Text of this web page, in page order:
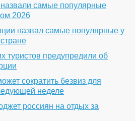
назвали самые популярные
2026
назвал самые популярные у
туристов предупредили об
сократить безвиз для
неделе
россиян на отдых за